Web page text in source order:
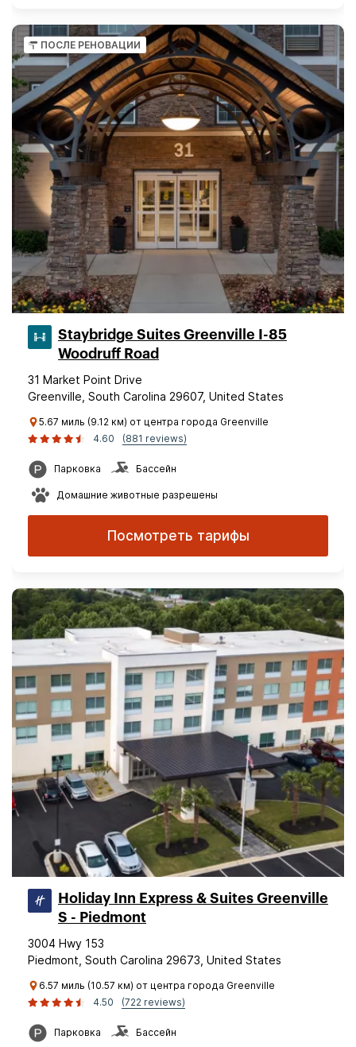
ПОСЛЕ РЕНОВАЦИИ
Staybridge Suites Greenville I-85
Woodruff Road
31 Market Point Drive
Greenville, South Carolina 29607, United States
5.67 миль (9.12 км) от центра города Greenville
4.60
(881 reviews)
Парковка Бассейн
Домашние животные разрешены
Посмотреть тарифы
Holiday Inn Express & Suites Greenville
S - Piedmont
3004 Hwy 153
Piedmont, South Carolina 29673, United States
6.57 миль (10.57 км) от центра города Greenville
4.50
(722 reviews)
Парковка Бассейн